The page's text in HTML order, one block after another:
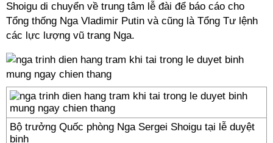
Shoigu di chuyển về trung tâm lễ đài để báo cáo cho
Tổng thống Nga Vladimir Putin và cũng là Tổng Tư lệnh
các lực lượng vũ trang Nga.
Bộ trưởng Quốc phòng Nga Sergei Shoigu tại lễ duyệt
binh